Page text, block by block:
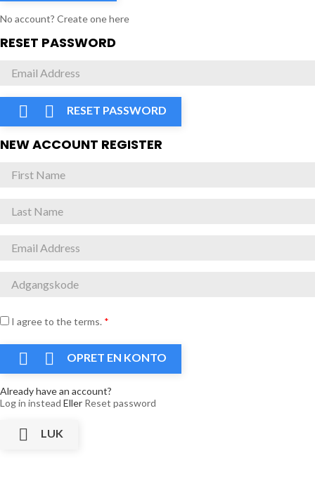
No account? Create one here
RESET PASSWORD
  RESET PASSWORD
NEW ACCOUNT REGISTER
I agree to the terms. *
  OPRET EN KONTO
Already have an account?
Log in instead Eller Reset password
 LUK